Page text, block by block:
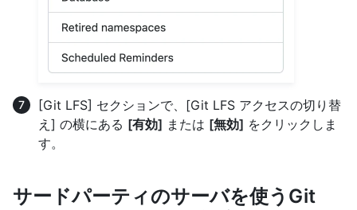
[Git LFS] セクションで、[Git LFS アクセスの切り替
え] の横にある [有効] または [無効] をクリックしま
す。
サードパーティのサーバを使うGit